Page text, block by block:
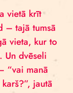
vietā krīt
– tajā tumsā
vieta, kur to
Un dvēseli
“vai manā
jautā